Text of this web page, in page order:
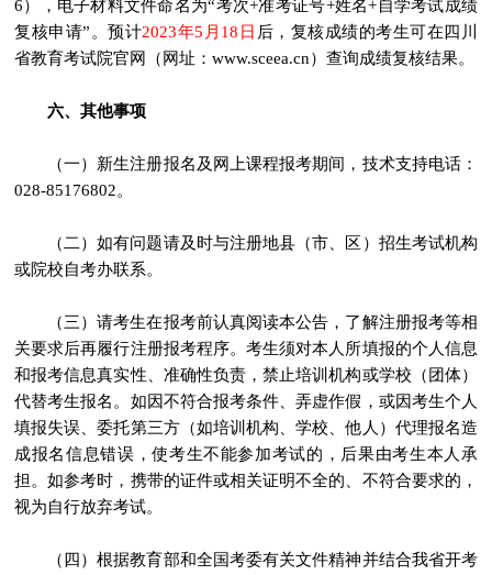
6），电子材料文件命名为“考次+准考证号+姓名+自学考试成绩
复核申请”。预计2023年5月18日 后，复核成绩的考生可在四川
省教育考试院官网（网址：www.sceea.cn）查询成绩复核结果。
六、其他事项
（一）新生注册报名及网上课程报考期间，技术支持电话：
028-85176802。
（二）如有问题请及时与注册地县（市、区）招生考试机构
或院校自考办联系。
（三）请考生在报考前认真阅读本公告，了解注册报考等相
关要求后再履行注册报考程序。考生须对本人所填报的个人信息
和报考信息真实性、准确性负责，禁止培训机构或学校（团体）
代替考生报名。如因不符合报考条件、弄虚作假，或因考生个人
填报失误、委托第三方（如培训机构、学校、他人）代理报名造
成报名信息错误，使考生不能参加考试的，后果由考生本人承
担。如参考时，携带的证件或相关证明不全的、不符合要求的，
视为自行放弃考试。
（四）根据教育部和全国考委有关文件精神并结合我省开考